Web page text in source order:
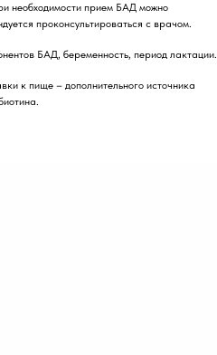
необходимости прием БАД можно
проконсультироваться с врачом.
БАД, беременность, период лактации.
к пище – дополнительного источника